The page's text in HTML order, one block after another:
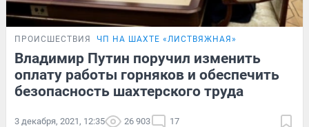
ПРОИСШЕСТВИЯ ЧП НА ШАХТЕ «ЛИСТВЯЖНАЯ»
Владимир Путин поручил изменить
оплату работы горняков и обеспечить
безопасность шахтерского труда
3 декабря, 2021, 12:35 26 903 17